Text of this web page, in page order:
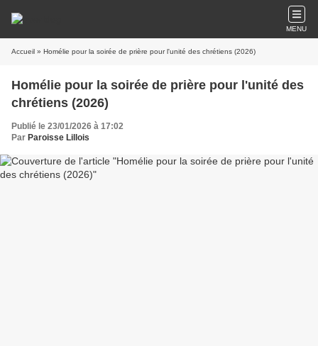
MENU
Accueil » Homélie pour la soirée de prière pour l'unité des chrétiens (2026)
Homélie pour la soirée de prière pour l'unité des
chrétiens (2026)
Publié le 23/01/2026 à 17:02
Par Paroisse Lillois